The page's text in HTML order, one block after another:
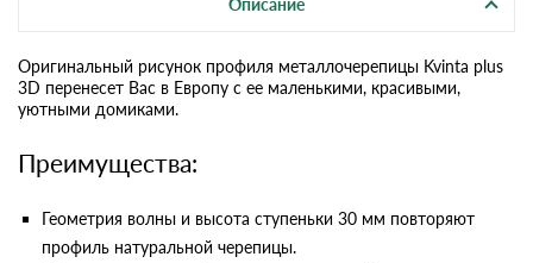
Оригинальный рисунок профиля металлочерепицы Kvinta plus
3D перенесет Вас в Европу с ее маленькими, красивыми,
уютными домиками.
Преимущества:
Геометрия волны и высота ступеньки 30 мм повторяют
профиль натуральной черепицы.